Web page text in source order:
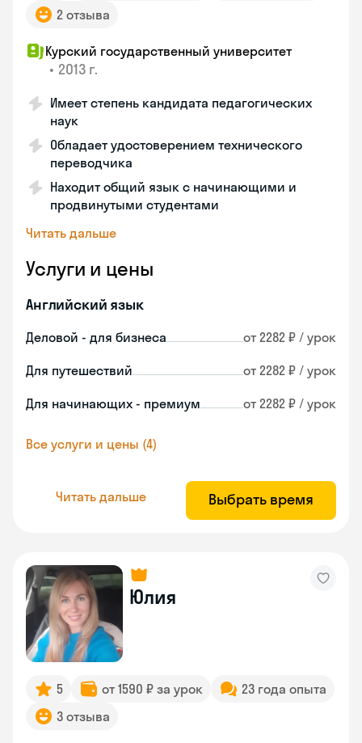
2 отзыва
Курский государственный университет
• 2013 г.
Имеет степень кандидата педагогических
наук
Обладает удостоверением технического
переводчика
Находит общий язык с начинающими и
продвинутыми студентами
Читать дальше
Услуги и цены
Английский язык
Деловой - для бизнеса от 2282 ₽ / урок
Для путешествий от 2282 ₽ / урок
Для начинающих - премиум от 2282 ₽ / урок
Все услуги и цены (4)
Читать дальше Выбрать время
Юлия
5 от 1590 ₽ за урок
23 года опыта
3 отзыва